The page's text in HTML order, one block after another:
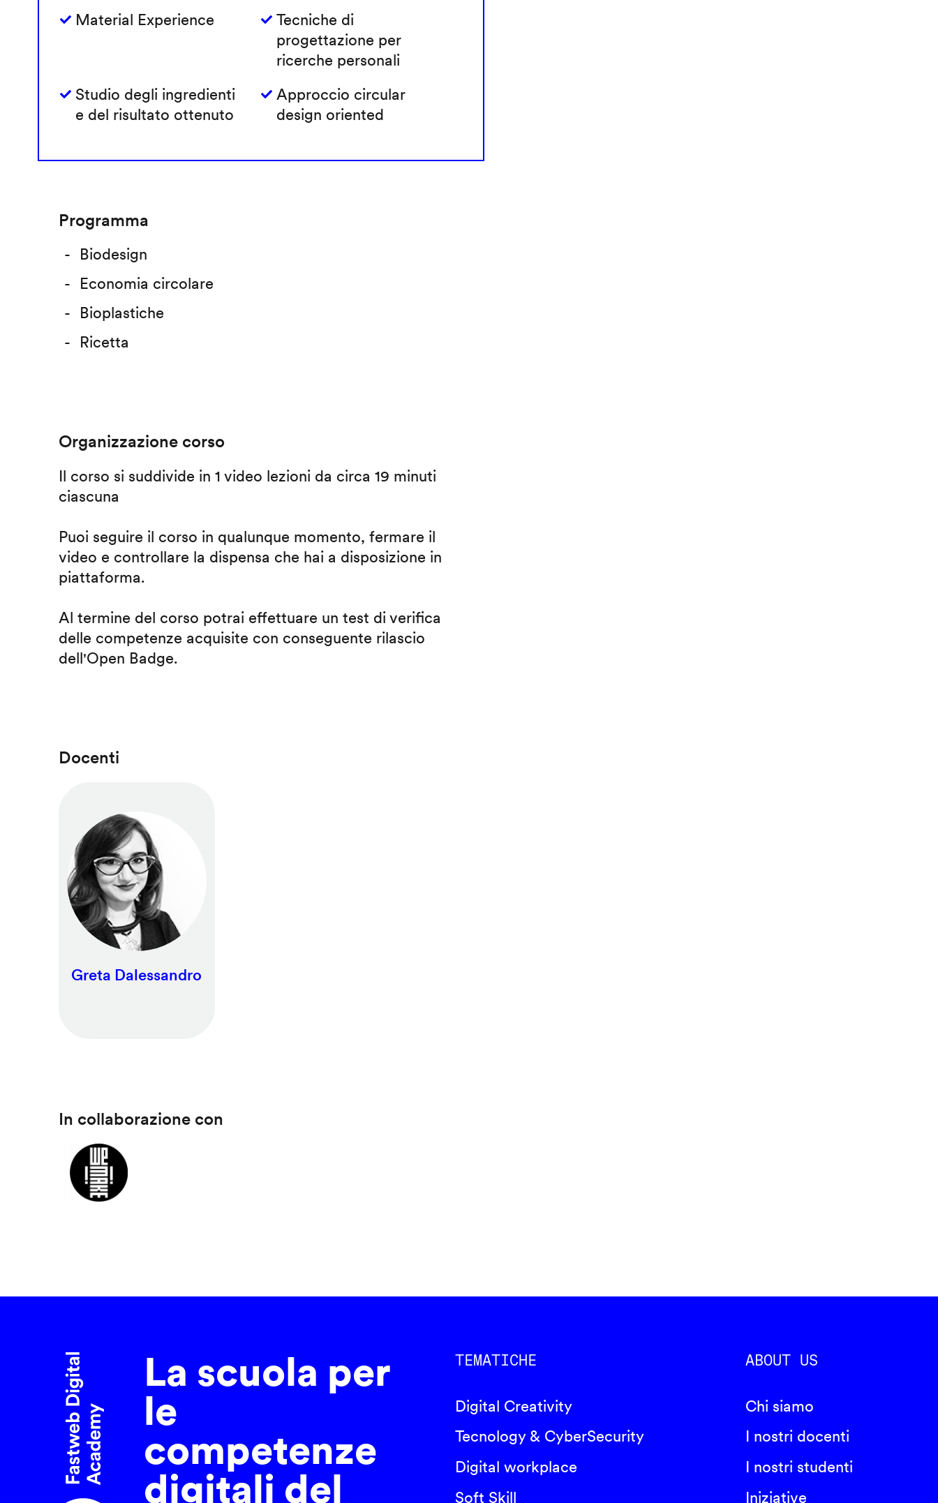
Material Experience
Tecniche di
progettazione per
ricerche personali
Studio degli ingredienti
e del risultato ottenuto
Approccio circular
design oriented
Programma
Biodesign
Economia circolare
Bioplastiche
Ricetta
Organizzazione corso
Il corso si suddivide in 1 video lezioni da circa 19 minuti
ciascuna
Puoi seguire il corso in qualunque momento, fermare il
video e controllare la dispensa che hai a disposizione in
piattaforma.
Al termine del corso potrai effettuare un test di verifica
delle competenze acquisite con conseguente rilascio
dell'Open Badge.
Docenti
Greta Dalessandro
In collaborazione con
La scuola per
le
competenze
digitali del
TEMATICHE
Digital Creativity
Tecnology & CyberSecurity
Digital workplace
Soft Skill
ABOUT US
Chi siamo
I nostri docenti
I nostri studenti
Iniziative